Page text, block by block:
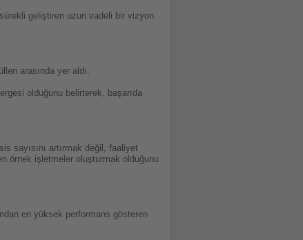
geliştiren uzun vadeli bir vizyon
arasında yer aldı.
olduğunu belirterek, başarıda
sayısını artırmak değil, faaliyet
örnek işletmeler oluşturmak olduğunu
en yüksek performans gösteren